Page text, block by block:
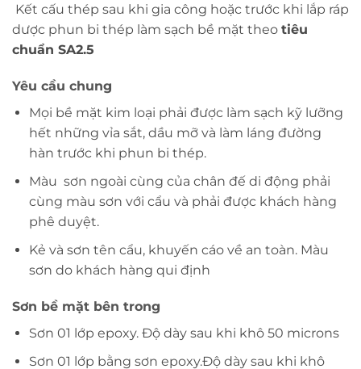
Kết cấu thép sau khi gia công hoặc trước khi lắp ráp
dược phun bi thép làm sạch bề mặt theo tiêu
chuẩn SA2.5
Yêu cầu chung
Mọi bề mặt kim loại phải được làm sạch kỹ lưỡng
hết những vỉa sắt, dầu mỡ và làm láng đường
hàn trước khi phun bi thép.
Màu sơn ngoài cùng của chân đế di động phải
cùng màu sơn với cẩu và phải được khách hàng
phê duyệt.
Kẻ và sơn tên cẩu, khuyến cáo về an toàn. Màu
sơn do khách hàng qui định
Sơn bề mặt bên trong
Sơn 01 lớp epoxy. Độ dày sau khi khô 50 microns
Sơn 01 lớp bằng sơn epoxy.Độ dày sau khi khô